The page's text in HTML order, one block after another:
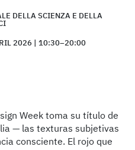
DELLA SCIENZA E DELLA
2026 | 10:30–20:00
Week toma su título de
— las texturas subjetivas
consciente. El rojo que